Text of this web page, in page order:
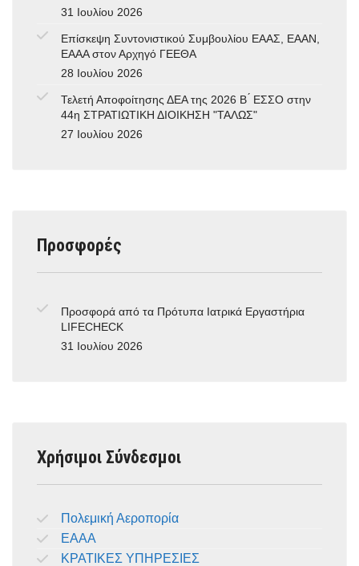
31 Ιουλίου 2026
Επίσκεψη Συντονιστικού Συμβουλίου ΕΑΑΣ, ΕΑΑΝ,
ΕΑΑΑ στον Αρχηγό ΓΕΕΘΑ
28 Ιουλίου 2026
Τελετή Αποφοίτησης ΔΕΑ της 2026 Β ́ ΕΣΣΟ στην
44η ΣΤΡΑΤΙΩΤΙΚΗ ΔΙΟΙΚΗΣΗ "ΤΑΛΩΣ"
27 Ιουλίου 2026
Προσφορές
Προσφορά από τα Πρότυπα Ιατρικά Εργαστήρια
LIFECHECK
31 Ιουλίου 2026
Χρήσιμοι Σύνδεσμοι
Πολεμική Αεροπορία
ΕΑΑΑ
ΚΡΑΤΙΚΕΣ ΥΠΗΡΕΣΙΕΣ